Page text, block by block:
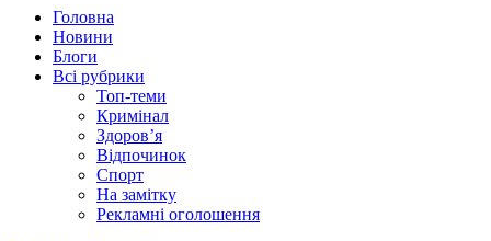
Головна
Новини
Блоги
Всі рубрики
Топ-теми
Кримінал
Здоров’я
Відпочинок
Спорт
На замітку
Рекламні оголошення